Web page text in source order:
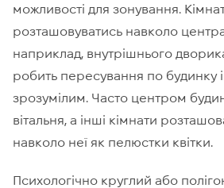
можливості для зонування.
розташовуватись навколо
наприклад, внутрішнього
робить пересування по будинку
зрозумілим. Часто центром
вітальня, а інші кімнати
навколо неї як пелюстки квітки.
Психологічно круглий або